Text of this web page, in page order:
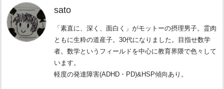
sato
「素直に、深く、面白く」がモットーの摂理男子。霊肉
ともに生粋の道産子。30代になりました。目指せ数学
者。数学というフィールドを中心に教育界隈で色々して
います。
軽度の発達障害(ADHD・PD)&HSP傾向あり。